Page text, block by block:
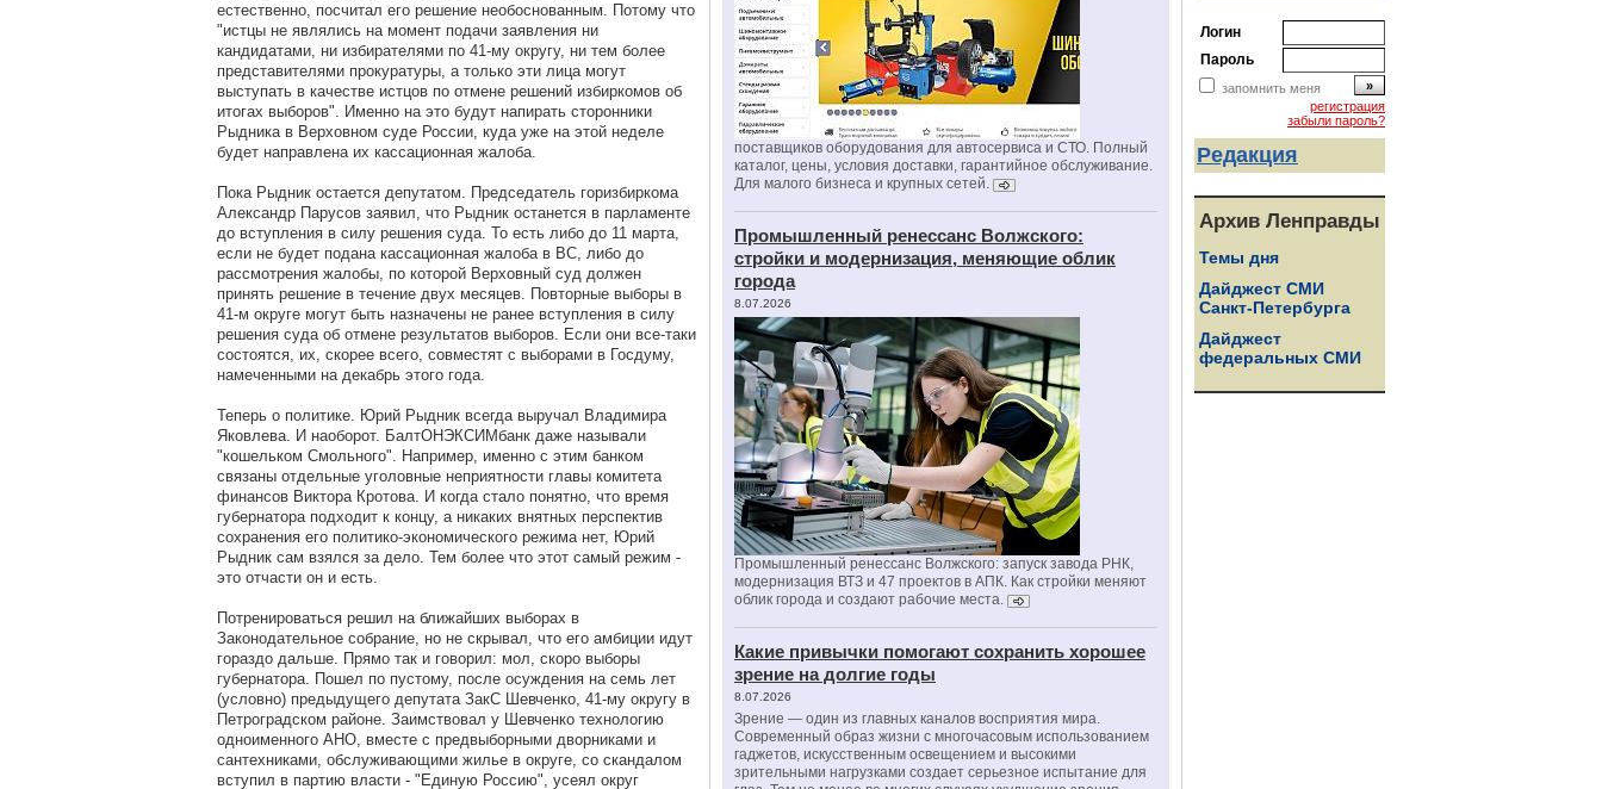
естественно, посчитал его решение необоснованным. Потому что
"истцы не являлись на момент подачи заявления ни
кандидатами, ни избирателями по 41-му округу, ни тем более
представителями прокуратуры, а только эти лица могут
выступать в качестве истцов по отмене решений избиркомов об
итогах выборов". Именно на это будут напирать сторонники
Рыдника в Верховном суде России, куда уже на этой неделе
будет направлена их кассационная жалоба.
Пока Рыдник остается депутатом. Председатель горизбиркома
Александр Парусов заявил, что Рыдник останется в парламенте
до вступления в силу решения суда. То есть либо до 11 марта,
если не будет подана кассационная жалоба в ВС, либо до
рассмотрения жалобы, по которой Верховный суд должен
принять решение в течение двух месяцев. Повторные выборы в
41-м округе могут быть назначены не ранее вступления в силу
решения суда об отмене результатов выборов. Если они все-таки
состоятся, их, скорее всего, совместят с выборами в Госдуму,
намеченными на декабрь этого года.
Теперь о политике. Юрий Рыдник всегда выручал Владимира
Яковлева. И наоборот. БалтОНЭКСИМбанк даже называли
"кошельком Смольного". Например, именно с этим банком
связаны отдельные уголовные неприятности главы комитета
финансов Виктора Кротова. И когда стало понятно, что время
губернатора подходит к концу, а никаких внятных перспектив
сохранения его политико-экономического режима нет, Юрий
Рыдник сам взялся за дело. Тем более что этот самый режим -
это отчасти он и есть.
Потренироваться решил на ближайших выборах в
Законодательное собрание, но не скрывал, что его амбиции идут
гораздо дальше. Прямо так и говорил: мол, скоро выборы
губернатора. Пошел по пустому, после осуждения на семь лет
(условно) предыдущего депутата ЗакС Шевченко, 41-му округу в
Петроградском районе. Заимствовал у Шевченко технологию
одноименного АНО, вместе с предвыборными дворниками и
сантехниками, обслуживающими жилье в округе, со скандалом
вступил в партию власти - "Единую Россию", усеял округ
поставщиков оборудования для автосервиса и СТО. Полный
каталог, цены, условия доставки, гарантийное обслуживание.
Для малого бизнеса и крупных сетей.
Промышленный ренессанс Волжского:
стройки и модернизация, меняющие облик
города
8.07.2026
Промышленный ренессанс Волжского: запуск завода РНК,
модернизация ВТЗ и 47 проектов в АПК. Как стройки меняют
облик города и создают рабочие места.
Какие привычки помогают сохранить хорошее
зрение на долгие годы
8.07.2026
Зрение — один из главных каналов восприятия мира.
Современный образ жизни с многочасовым использованием
гаджетов, искусственным освещением и высокими
зрительными нагрузками создает серьезное испытание для
Логин
Пароль
запомнить меня
регистрация
забыли пароль?
Редакция
Архив Ленправды
Темы дня
Дайджест СМИ
Санкт-Петербурга
Дайджест
федеральных СМИ